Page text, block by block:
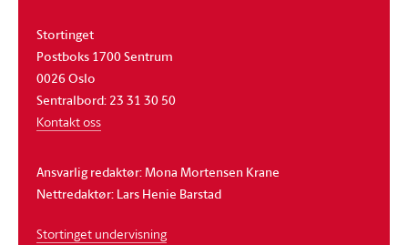
Stortinget
Postboks 1700 Sentrum
0026 Oslo
Sentralbord: 23 31 30 50
Kontakt oss
Ansvarlig redaktør: Mona Mortensen Krane
Nettredaktør: Lars Henie Barstad
Stortinget undervisning